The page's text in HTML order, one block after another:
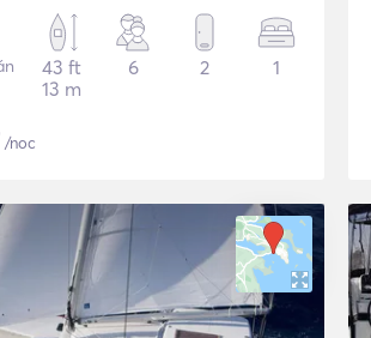
43 ft
13 m
6 2 1
/noc